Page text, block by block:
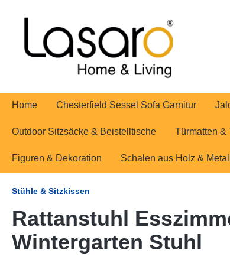
Home Chesterfield Sessel Sofa Garnitur
Outdoor Sitzsäcke & Beistelltische Türmatten &
Figuren & Dekoration Schalen aus Holz & Metall
Stühle & Sitzkissen
Rattanstuhl
Wintergarten Stuhl